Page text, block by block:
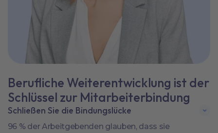
Berufliche Weiterentwicklung ist der
Schlüssel zur Mitarbeiterbindung
Schließen Sie die Bindungslücke
96 % der Arbeitgebenden glauben, dass sie